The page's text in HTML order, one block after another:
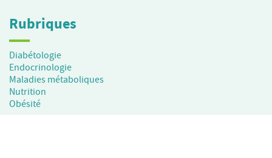
Rubriques
Diabétologie
Endocrinologie
Maladies métaboliques
Nutrition
Obésité